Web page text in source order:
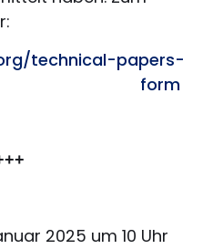
technical-papers-
form
2025 um 10 Uhr